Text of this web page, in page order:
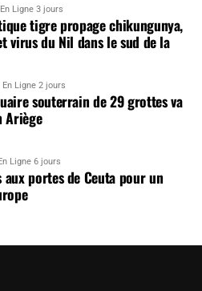
En Ligne 3 jours
tigre propage chikungunya,
virus du Nil dans le sud de la
En Ligne 2 jours
souterrain de 29 grottes va
Ariège
Ligne 6 jours
aux portes de Ceuta pour un